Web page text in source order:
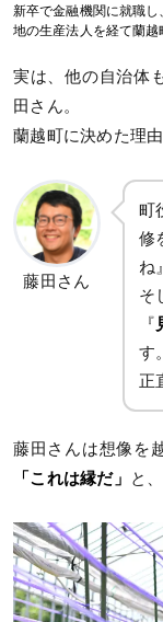
新卒で金融機関に就職
地の生産法人を経て蘭越
実は、他の自治体
田さん。
蘭越町に決めた理
藤田さん
町
修
ね
そ
『
す。
正
藤田さんは想像を
「これは縁だ」
と